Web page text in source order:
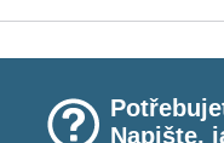
Napište,